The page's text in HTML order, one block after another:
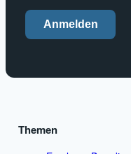
Anmelden
Themen